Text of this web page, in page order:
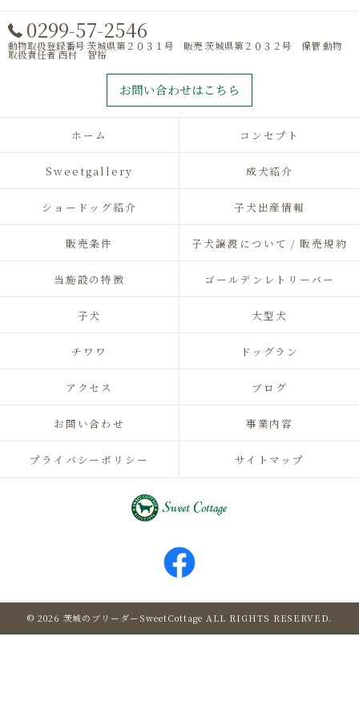
0299-57-2546
動物取扱登録番号 茨城県第２０３１号 販売 茨城県第２０３２号 保管 動物
取扱責任者 西村 智裕
お問い合わせはこちら
ホーム コンセプト
Sweetgallery 成犬紹介
ショードッグ紹介 子犬出産情報
販売条件 子犬譲渡について / 販売規約
当施設の特徴 ゴールデンレトリーバー
子犬 大型犬
チワワ ドッグラン
アクセス ブログ
お問い合わせ 事業内容
プライバシーポリシー サイトマップ
© 2026 茨城のブリーダーSweetCottage ALL RIGHTS RESERVED.